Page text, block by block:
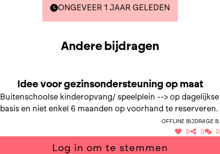
ONGEVEER 1 JAAR GELEDEN
Andere bijdragen
Idee voor gezinsondersteuning op maat
Buitenschoolse kinderopvang/ speelplein --> op dagelijkse
basis en niet enkel 6 maanden op voorhand te reserveren.
Offline bijdrage B.
0 0 0
Log in om te stemmen